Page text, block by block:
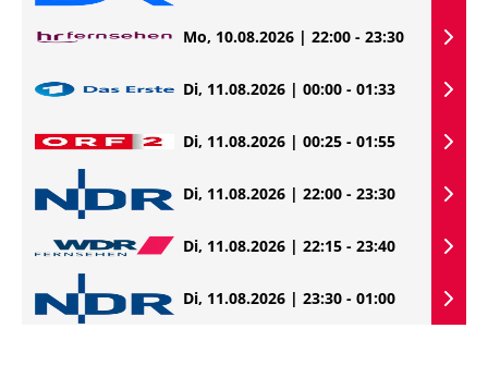
Mo, 10.08.2026 | 22:00 - 23:30
Di, 11.08.2026 | 00:00 - 01:33
Di, 11.08.2026 | 00:25 - 01:55
Di, 11.08.2026 | 22:00 - 23:30
Di, 11.08.2026 | 22:15 - 23:40
Di, 11.08.2026 | 23:30 - 01:00